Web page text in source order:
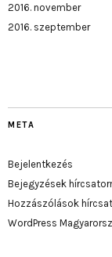
2016. november
2016. szeptember
META
Bejelentkezés
Bejegyzések
Hozzászólások
WordPress